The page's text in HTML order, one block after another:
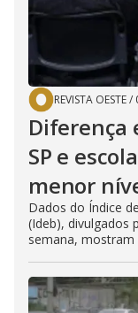
REVISTA OESTE/
Diferença
SP e
menor
Dados do Índice
(Ideb), divulgados
semana, mostram